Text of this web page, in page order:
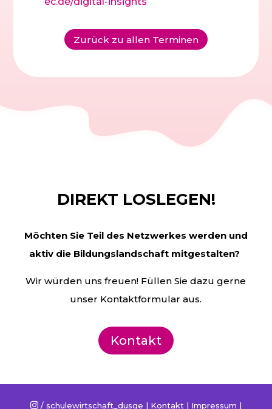
Zurück zu allen Terminen
DIREKT LOSLEGEN!
Möchten Sie Teil des Netzwerkes werden und
aktiv die Bildungslandschaft mitgestalten?
Wir würden uns freuen! Füllen Sie dazu gerne
unser Kontaktformular aus.
Kontakt
 / schulewirtschaft_dusge | Kontakt | Impressum |